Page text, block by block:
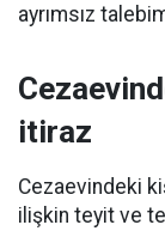
ayrımsız
itiraz
Cezaevindeki
ilişkin teyit ve